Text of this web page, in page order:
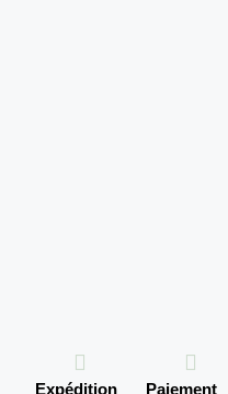
Expédition
Paiement